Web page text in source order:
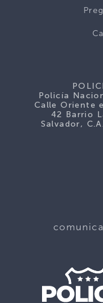
Policía
Calle Oriente
42 Barrio
Salvador,